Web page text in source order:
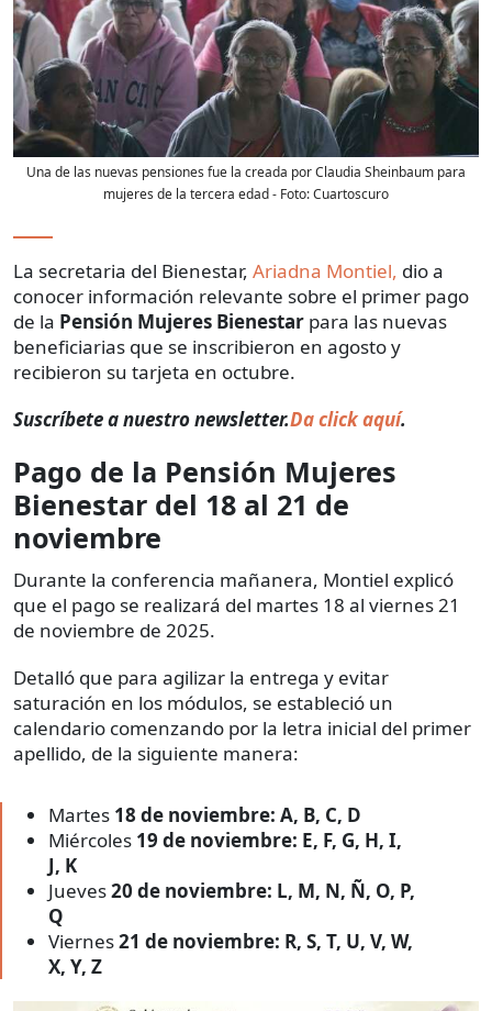
Una de las nuevas pensiones fue la creada por Claudia Sheinbaum para
mujeres de la tercera edad- Foto:Cuartoscuro
La secretaria del Bienestar, Ariadna Montiel, dio a
conocer información relevante sobre el primer pago
de la Pensión Mujeres Bienestar para las nuevas
beneficiarias que se inscribieron en agosto y
recibieron su tarjeta en octubre.
Suscríbete a nuestro newsletter.Da click aquí.
Pago de la Pensión Mujeres
Bienestar del 18 al 21 de
noviembre
Durante la conferencia mañanera, Montiel explicó
que el pago se realizará del martes 18 al viernes 21
de noviembre de 2025.
Detalló que para agilizar la entrega y evitar
saturación en los módulos, se estableció un
calendario comenzando por la letra inicial del primer
apellido, de la siguiente manera:
Martes 18 de noviembre: A, B, C, D
Miércoles 19 de noviembre: E, F, G, H, I,
J, K
Jueves20 de noviembre: L, M, N, Ñ, O, P,
Q
Viernes21 de noviembre: R, S, T, U, V, W,
X, Y, Z